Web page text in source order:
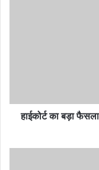
हाईकोर्ट का बड़ा